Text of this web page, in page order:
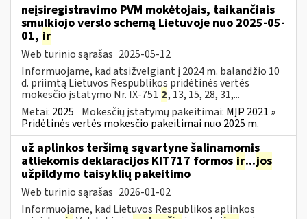
neįsiregistravimo PVM mokėtojais, taikančiais
smulkiojo verslo schemą Lietuvoje nuo 2025-05-
01, ir
Web turinio sąrašas 2025-05-12
Informuojame, kad atsižvelgiant į 2024 m. balandžio 10
d. priimtą Lietuvos Respublikos pridėtinės vertės
mokesčio įstatymo Nr. IX-751 2, 13, 15, 28, 31,...
Metai: 2025 Mokesčių įstatymų pakeitimai: MĮP 2021 »
Pridėtinės vertės mokesčio pakeitimai nuo 2025 m.
už aplinkos teršimą sąvartyne šalinamomis
atliekomis deklaracijos KIT717 formos ir...jos
užpildymo taisyklių pakeitimo
Web turinio sąrašas 2026-01-02
Informuojame, kad Lietuvos Respublikos aplinkos